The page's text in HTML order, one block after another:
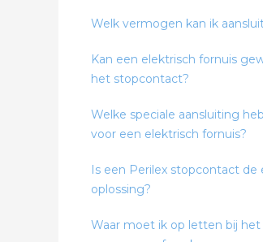
Welk vermogen kan ik
Kan een elektrisch fornuis
het stopcontact?
Welke speciale aansluiting
voor een elektrisch fornuis?
Is een Perilex stopcontact de
oplossing?
Waar moet ik op letten bij het